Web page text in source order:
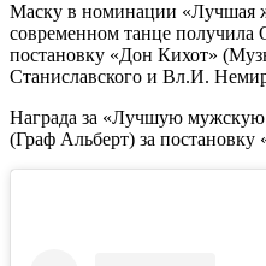
Маску в номинации «Лучшая
современном танце получила
постановку «Дон Кихот»
Станиславского и Вл.И.
Награда за «Лучшую мужскую
(Граф Альберт) за постановку